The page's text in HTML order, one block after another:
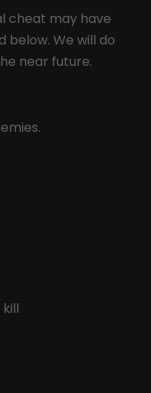
cheat may have
below. We will do
near future.